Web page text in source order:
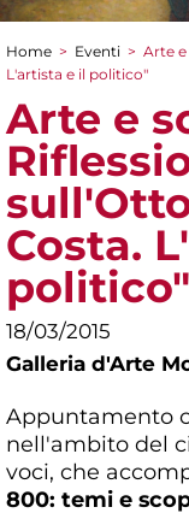
Tu sei qui
Home > Eventi > Arte
L'artista e il politico"
Arte e
Costa.
politico"
18/03/2015
Galleria d'Arte
Appuntamento
nell'ambito del
voci, che
800: temi e